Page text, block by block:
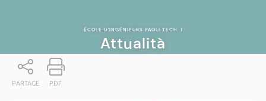
ÉCOLE D'INGÉNIEURS PAOLI TECH |
Attualità
PARTAGE PDF